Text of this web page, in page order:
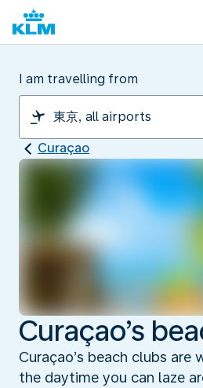
I am travelling from
Curaçao
Curaçao’s
Curaçao’s beach clubs are
the daytime you can laze